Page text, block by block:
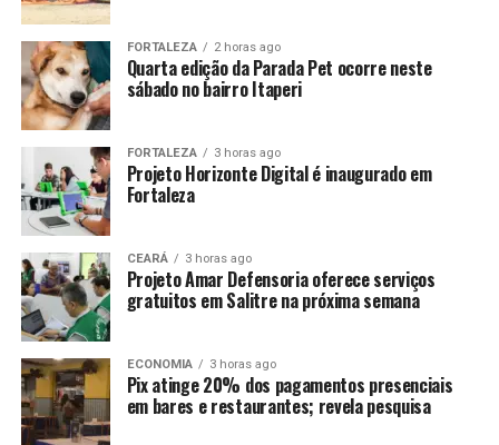
FORTALEZA 2 horas ago
Quarta edição da Parada Pet ocorre neste
sábado no bairro Itaperi
FORTALEZA 3 horas ago
Projeto Horizonte Digital é inaugurado em
Fortaleza
CEARÁ 3 horas ago
Projeto Amar Defensoria oferece serviços
gratuitos em Salitre na próxima semana
ECONOMIA 3 horas ago
Pix atinge 20% dos pagamentos presenciais
em bares e restaurantes; revela pesquisa